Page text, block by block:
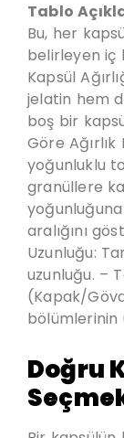
Tablo
Bu, her
belirleyen iç
Kapsül
jelatin hem
boş bir
Göre
yoğunluklu
granüllere
aralığını
Uzunluğu:
uzunluğu. –
(Kapak/
bölümlerinin
Doğru